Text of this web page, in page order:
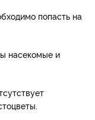
попасть на
насекомые и